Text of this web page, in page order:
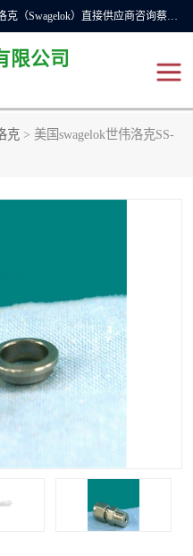
上海牧冶阀门有限公司是国内专业的世伟洛克（Swagelok）直接供应商咨询蔡工，主营世伟洛克球阀、世伟洛克针型阀、世伟洛克隔膜阀、世伟洛克旋塞阀、世伟洛克单向阀、世伟洛克接头、世伟洛克快速接头、世伟洛克卡套管、世伟洛克弯管器、世伟洛克工具等。
限公司
克 > 美国swagelok世伟洛克SS-
世伟洛克针阀
美国霍克HOKE
世伟洛克旋塞阀
世伟洛克弯管器